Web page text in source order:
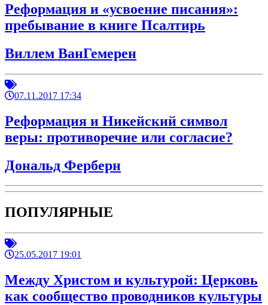
Реформация и «усвоение писания»:
пребывание в книге Псалтирь
Виллем ВанГемерен
07.11.2017 17:34
Реформация и Никейский символ
веры: противоречие или согласие?
Дональд Ферберн
ПОПУЛЯРНЫЕ
25.05.2017 19:01
Между Христом и культурой: Церковь
как сообщество проводников культуры